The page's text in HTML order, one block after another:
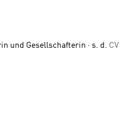
und Gesellschafterin · s. d. CV